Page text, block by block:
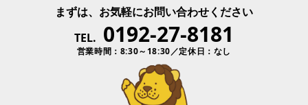
まずは、お気軽にお問い合わせください
TEL. 0192-27-8181
営業時間：8:30～18:30／定休日：なし